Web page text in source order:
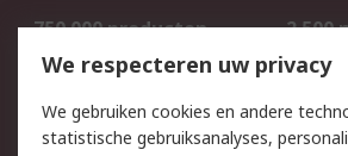
750.000 producten
2.500
Bestellen
Track & Trace
We respecteren uw privacy
We gebruiken cookies en andere
statistische gebruiksanalyses,